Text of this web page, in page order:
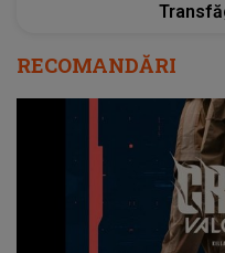
RECOMANDĂRI